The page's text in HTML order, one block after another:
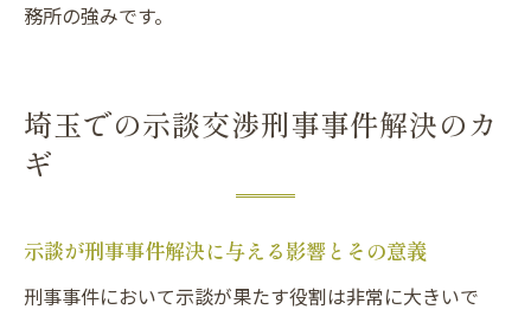
務所の強みです。
埼玉での示談交渉刑事事件解決のカ
ギ
示談が刑事事件解決に与える影響とその意義
刑事事件において示談が果たす役割は非常に大きいで